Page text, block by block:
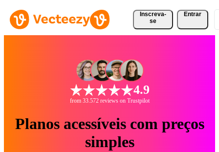
Inscreva-
se
Entrar
4.9
from 33.572 reviews on Trustpilot
Planos acessíveis com preços
simples